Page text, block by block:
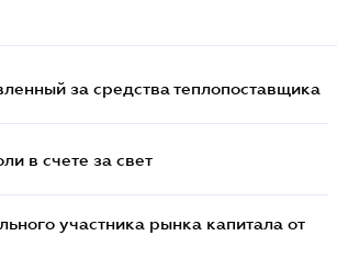
за средства теплопоставщика
в счете за свет
участника рынка капитала от